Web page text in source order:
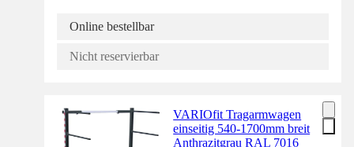
Online bestellbar
Nicht reservierbar
VARIOfit Tragarmwagen
einseitig 540-1700mm breit
Anthrazitgrau RAL 7016